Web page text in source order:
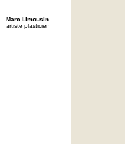
Marc Limousin
artiste plasticien